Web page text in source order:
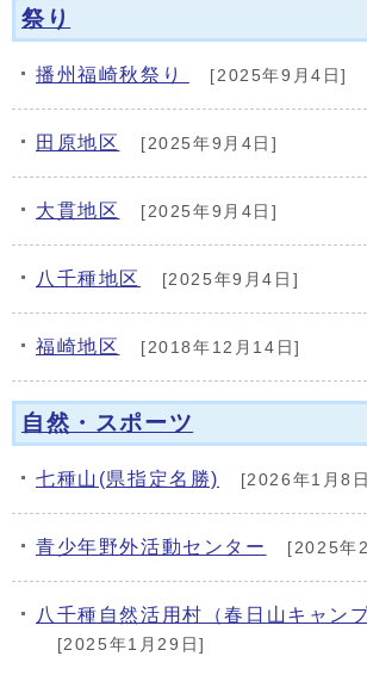
祭り
播州福崎秋祭り [2025年9月4日]
田原地区 [2025年9月4日]
大貫地区 [2025年9月4日]
八千種地区 [2025年9月4日]
福崎地区 [2018年12月14日]
自然・スポーツ
七種山(県指定名勝) [2026年1月8
青少年野外活動センター [2025年
八千種自然活用村（春日山キャンプ
[2025年1月29日]